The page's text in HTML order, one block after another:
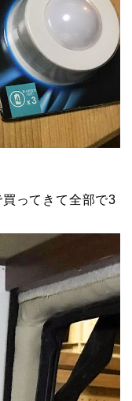
ってきて全部で3